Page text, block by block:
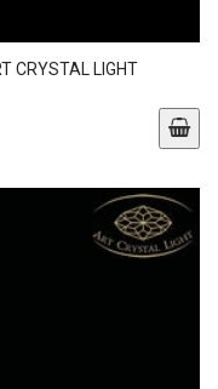
LIGHT